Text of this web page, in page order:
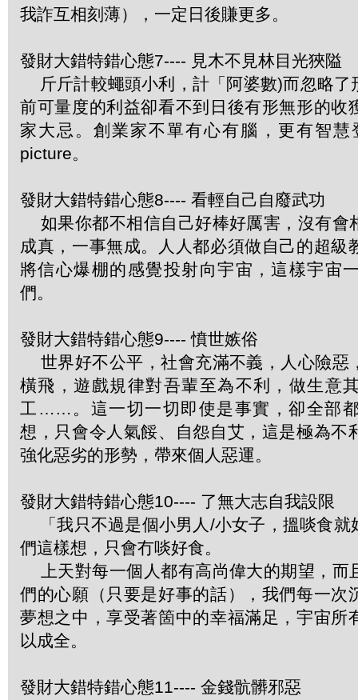
我詐互相刻薄），一定日後賺更多。
發財大錯特錯心態7---- 見木不見林目光狹隘
斤斤計較蠅頭小利，計「阿婆數)而忽略了
前可量度的利益卻看不到日後有形無形的收
家大忌。創業家不單有心有腦，更有智慧
picture。
發財大錯特錯心態8---- 看輕自己自廢武功
如果你都不相信自己好棒好厲害，沒有會
成真，一事無成。人人都必須做自己的超級
將信心爆棚的感覺投射向宇宙，這樣宇宙
們。
發財大錯特錯心態9---- 憤世嫉俗
世界好不公平，社會充滿不義，人心險惡
橫飛，遊戲規律對吾輩至為不利，做生意
工……。這一切一切即使是事實，卻全部
想，只會令人氣餒、自怨自艾，這是極為不
強化惡劣的形勢，帶來個人惡運。
發財大錯特錯心態10---- 了無大志自我設限
「我只不過是個小男人/小女子，搵啖食就
們這樣想，只會冇啖好食。
上天對每一個人都有高尚偉大的期望，而
們的心願（只要是好事的話），我們每一次
夢想之中，享受著箇中的幸福滿足，宇宙所
以成全。
發財大錯特錯心態11---- 金錢骯髒邪惡